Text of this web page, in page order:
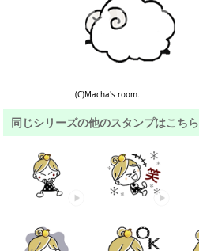
(C)Macha's room.
同じシリーズの他のスタンプはこちら